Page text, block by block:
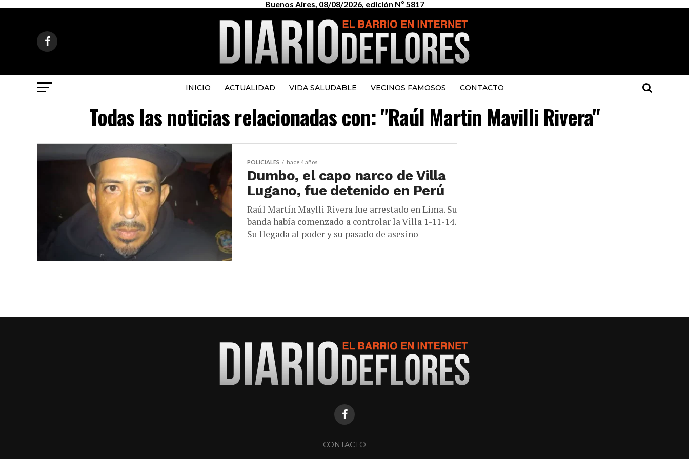
Buenos Aires, 08/08/2026, edición Nº 5817
INICIO ACTUALIDAD VIDA SALUDABLE VECINOS FAMOSOS CONTACTO
Todas las noticias relacionadas con: "Raúl Martin Mavilli Rivera"
POLICIALES hace 4 años
Dumbo, el capo narco de Villa
Lugano, fue detenido en Perú
Raúl Martín Maylli Rivera fue arrestado en Lima. Su
banda había comenzado a controlar la Villa 1-11-14.
Su llegada al poder y su pasado de asesino
CONTACTO